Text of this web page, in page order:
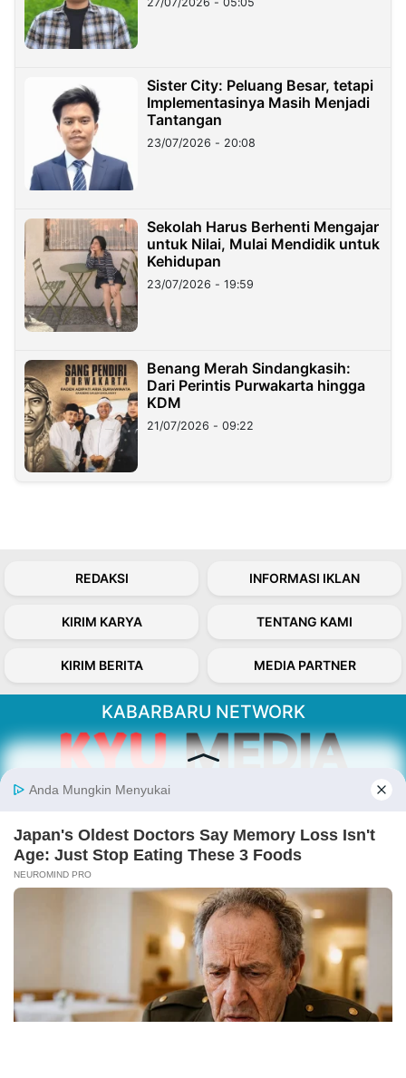
Sister City: Peluang Besar, tetapi
Implementasinya Masih Menjadi
Tantangan
23/07/2026 - 20:08
Sekolah Harus Berhenti Mengajar
untuk Nilai, Mulai Mendidik untuk
Kehidupan
23/07/2026 - 19:59
Benang Merah Sindangkasih:
Dari Perintis Purwakarta hingga
KDM
21/07/2026 - 09:22
REDAKSI INFORMASI IKLAN
KIRIM KARYA TENTANG KAMI
KIRIM BERITA MEDIA PARTNER
KABARBARU NETWORK
Kabarbaru.co menyajikan berita aktual dan
inspiratif dari sudut pandang berbaik sangka
Follow Kabarbaru